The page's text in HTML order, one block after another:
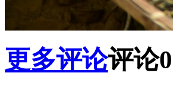
更多评论评论0